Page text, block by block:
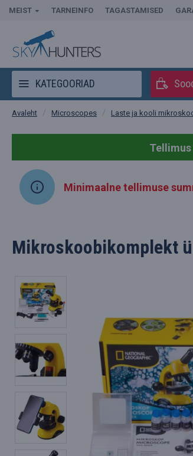
MEIST TARNEINFO TAGASTAMISED
KATEGOORIAD
Avaleht Microscopes Laste ja kooli
Minimaalne tellimuse
Mikroskoobikomplekt